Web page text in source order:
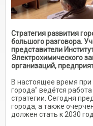
Стратегия развития
большого разговора.
представители
Электрохимического
организаций,
В настоящее время при
города" ведётся
стратегии. Сегодня
города, а также
должен стать к 2030